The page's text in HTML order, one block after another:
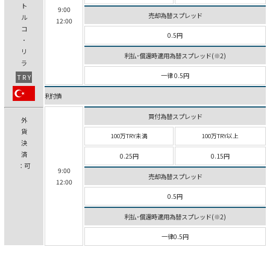
ト
ル
コ
･
リ
ラ
TRY
外
貨
決
済
：可
9:00
12:00
売却為替スプレッド
0.5円
利払･償還時適用為替スプレッド(※2)
一律 0.5円
利付債
9:00
12:00
買付為替スプレッド
100万TRY未満 100万TRY以上
0.25円 0.15円
売却為替スプレッド
0.5円
利払･償還時適用為替スプレッド(※2)
一律0.5円